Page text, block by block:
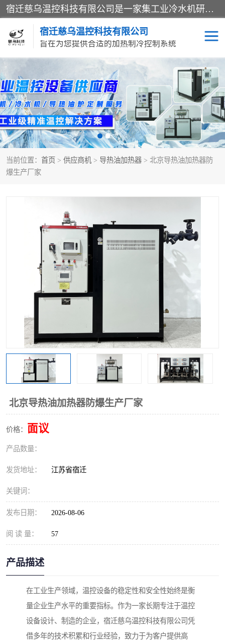
宿迁慈乌温控科技有限公司是一家集工业冷水机研发、制造、营销、服务于一体的技术生产型企业，经营范围包括：冷水机、螺杆式冷水机组、工业冷水机、水冷式冷水机、风冷式冷水机组、风冷螺杆式冷冻机组、冷冻机、注塑专用冷水机、混泥土专用冷水机、低温防爆冷水机组等。专业温控设备供应商 模温机/冷水机/导热油炉定制服务等
宿迁慈乌温控科技有限公司
旨在为您提供合适的加热制冷控制系统
当前位置： 首页 > 供应商机 > 导热油加热器 > 北京导热油加热器防
爆生产厂家
北京导热油加热器防爆生产厂家
价格： 面议
产品数量：
发货地址： 江苏省宿迁
关键词：
发布日期： 2026-08-06
阅 读 量： 57
产品描述
在工业生产领域，温控设备的稳定性和安全性始终是衡
量企业生产水平的重要指标。作为一家长期专注于温控
设备设计、制造的企业，宿迁慈乌温控科技有限公司凭
借多年的技术积累和行业经验，致力于为客户提供高
冷水机 模温机
导热油加热器